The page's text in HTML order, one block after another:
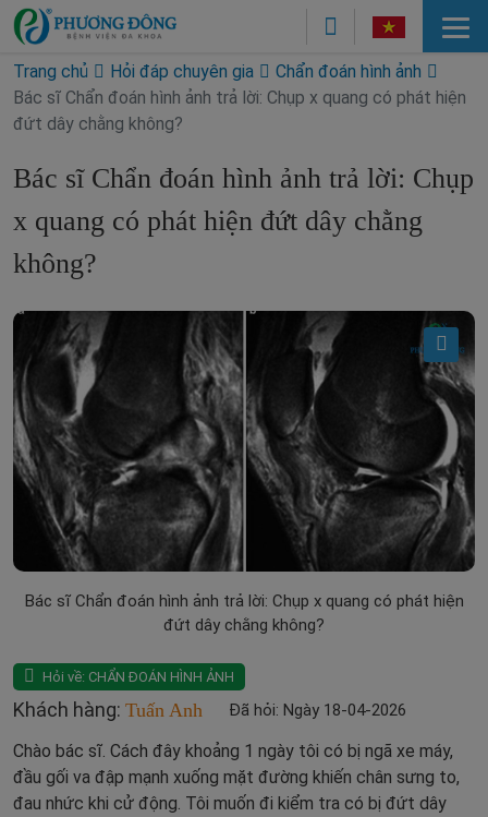
Trang chủ Hỏi đáp chuyên gia
Chẩn đoán hình ảnh
Bác sĩ Chẩn đoán hình ảnh trả lời: Chụp x quang có phát hiện
đứt dây chằng không?
Bác sĩ Chẩn đoán hình ảnh trả lời: Chụp
x quang có phát hiện đứt dây chằng
không?
Bác sĩ Chẩn đoán hình ảnh trả lời: Chụp x quang có phát hiện
đứt dây chằng không?
Hỏi về: CHẨN ĐOÁN HÌNH ẢNH
Khách hàng: Tuấn Anh Đã hỏi: Ngày 18-04-2026
Chào bác sĩ. Cách đây khoảng 1 ngày tôi có bị ngã xe máy,
đầu gối va đập mạnh xuống mặt đường khiến chân sưng to,
đau nhức khi cử động. Tôi muốn đi kiểm tra có bị đứt dây